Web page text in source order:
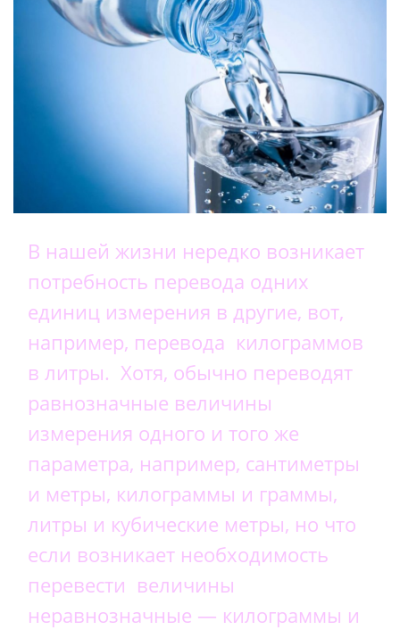
В нашей жизни нередко возникает
потребность перевода одних
единиц измерения в другие, вот,
например, перевода килограммов
в литры. Хотя, обычно переводят
равнозначные величины
измерения одного и того же
параметра, например, сантиметры
и метры, килограммы и граммы,
литры и кубические метры, но что
если возникает необходимость
перевести величины
неравнозначные — килограммы и